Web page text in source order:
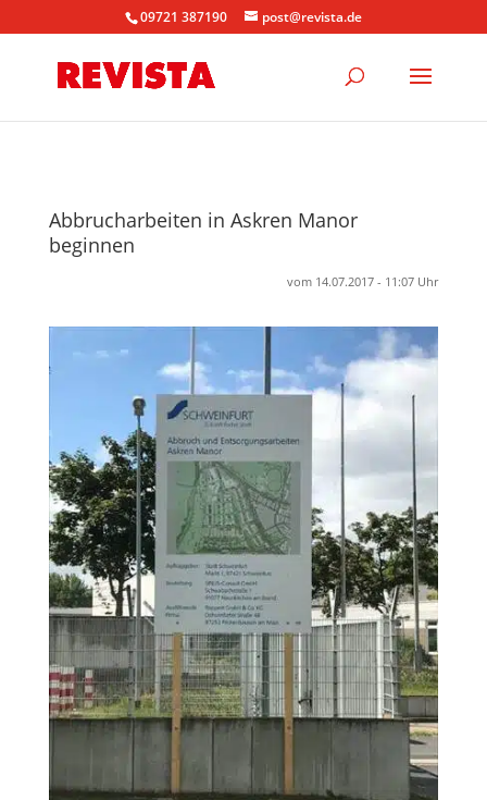
09721 387190 post@revista.de
Abbrucharbeiten in Askren Manor
beginnen
vom 14.07.2017 - 11:07 Uhr